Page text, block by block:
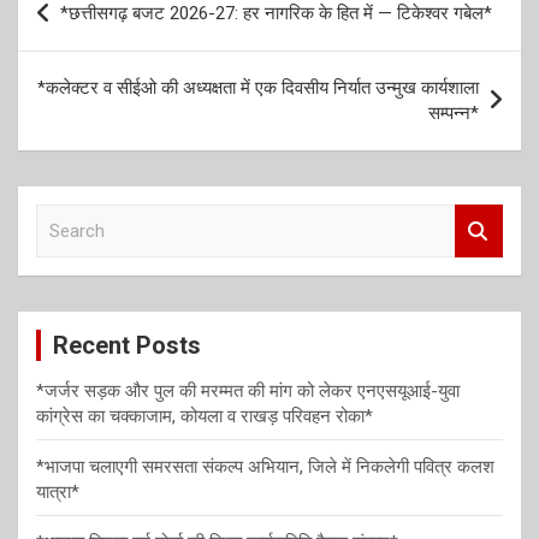
o
o
k
g
er
A
p
p
n
a
g
*छत्तीसगढ़ बजट 2026-27: हर नागरिक के हित में — टिकेश्वर गबेल*
*कलेक्टर व सीईओ की अध्यक्षता में एक दिवसीय निर्यात उन्मुख कार्यशाला
सम्पन्न*
c
Recent Posts
*जर्जर सड़क और पुल की मरम्मत की मांग को लेकर एनएसयूआई-युवा
कांग्रेस का चक्काजाम, कोयला व राखड़ परिवहन रोका*
*भाजपा चलाएगी समरसता संकल्प अभियान, जिले में निकलेगी पवित्र कलश
यात्रा*